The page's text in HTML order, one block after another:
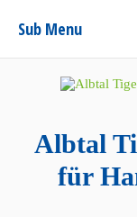
Sub Menu
Albtal
für